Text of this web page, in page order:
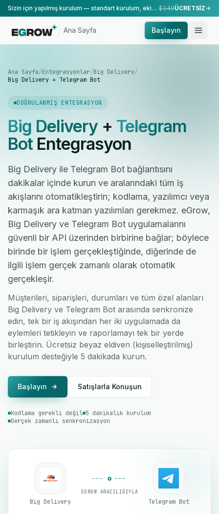
Sizin için yapılmış kurulum — standart kurulum, ekibimiz tarafından yapılır. $149ÜCRETSİZ
Ana Sayfa Başlayın
Ana Sayfa/Entegrasyonlar/Big Delivery/
Big Delivery + Telegram Bot
DOĞRULANMIŞ ENTEGRASYON
Big Delivery+ Telegram
BotEntegrasyon
Big Delivery ile Telegram Bot bağlantısını
dakikalar içinde kurun ve aralarındaki tüm iş
akışlarını otomatikleştirin; kodlama, yazılımcı veya
karmaşık ara katman yazılımları gerekmez. eGrow,
Big Delivery ve Telegram Bot uygulamalarını
güvenli bir API üzerinden birbirine bağlar; böylece
birinde bir işlem gerçekleştiğinde, diğerinde de
ilgili işlem gerçek zamanlı olarak otomatik
gerçekleşir.
Müşterileri, siparişleri, durumları ve tüm özel alanları
Big Delivery ve Telegram Bot arasında senkronize
edin, tek bir iş akışından her iki uygulamada da
eylemleri tetikleyin ve raporlamayı tek bir yerde
birleştirin. Ücretsiz beyaz eldiven (kişiselleştirilmiş)
kurulum desteğiyle 5 dakikada kurun.
Başlayın Satışlarla Konuşun
Kodlama gerekli değil 5 dakikalık kurulum
Gerçek zamanlı senkronizasyon
Big Delivery
EGROW ARACILIĞIYLA
Telegram Bot